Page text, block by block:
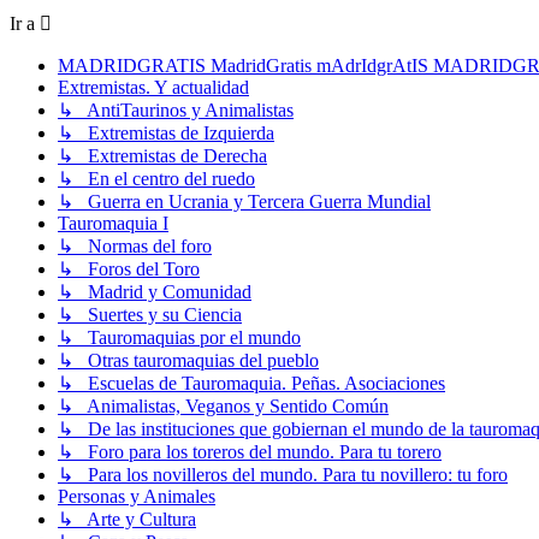
Ir a
MADRIDGRATIS MadridGratis mAdrIdgrAtIS
Extremistas. Y actualidad
↳ AntiTaurinos y Animalistas
↳ Extremistas de Izquierda
↳ Extremistas de Derecha
↳ En el centro del ruedo
↳ Guerra en Ucrania y Tercera Guerra Mundial
Tauromaquia I
↳ Normas del foro
↳ Foros del Toro
↳ Madrid y Comunidad
↳ Suertes y su Ciencia
↳ Tauromaquias por el mundo
↳ Otras tauromaquias del pueblo
↳ Escuelas de Tauromaquia. Peñas. Asociaciones
↳ Animalistas, Veganos y Sentido Común
↳ De las instituciones que gobiernan el mundo de la
↳ Foro para los toreros del mundo. Para tu torero
↳ Para los novilleros del mundo. Para tu novillero: tu foro
Personas y Animales
↳ Arte y Cultura